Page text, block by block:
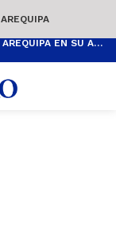
AREQUIPA
ACTIVIDADES GRATUITAS PARA DISFRUTAR DE AREQUIPA EN SU ANIVERSARIO